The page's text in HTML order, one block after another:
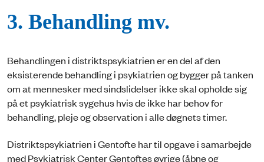
3. Behandling mv.
Behandlingen i distriktspsykiatrien er en del af den
eksisterende behandling i psykiatrien og bygger på tanken
om at mennesker med sindslidelser ikke skal opholde sig
på et psykiatrisk sygehus hvis de ikke har behov for
behandling, pleje og observation i alle døgnets timer.
Distriktspsykiatrien i Gentofte har til opgave i samarbejde
med Psykiatrisk Center Gentoftes øvrige (åbne og